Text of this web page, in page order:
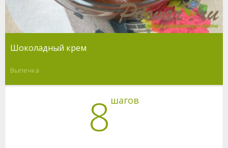
Шоколадный крем
Выпечка
8 шагов